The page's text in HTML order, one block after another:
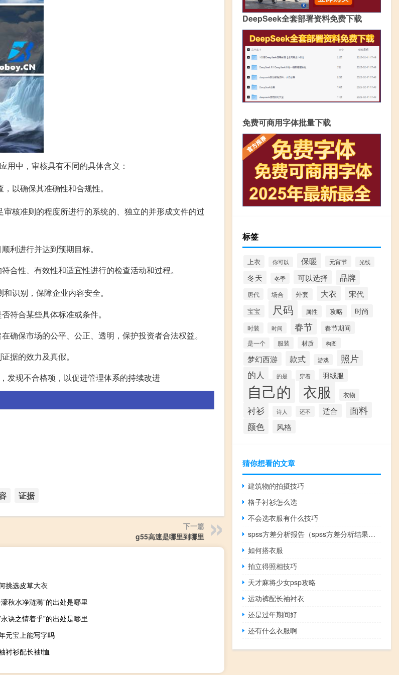
用中，审核具有不同的具体含义：
以确保其准确性和合规性。
核准则的程度所进行的系统的、独立的并形成文件的过
利进行并达到预期目标。
合性、有效性和适宜性进行的检查活动和过程。
识别，保障企业内容安全。
符合某些具体标准或条件。
确保市场的公平、公正、透明，保护投资者合法权益。
据的效力及真假。
发现不合格项，以促进管理体系的持续改进
证据
下一篇
g55高速是哪里到哪里
挑选皮草大衣
濠秋水净涟漪”的出处是哪里
永诀之情着乎”的出处是哪里
元宝上能写字吗
衬衫配长袖t恤
DeepSeek全套部署资料免费下载
免费可商用字体批量下载
标签
上衣 你可以 保暖 元宵节 光线
冬天 冬季 可以选择 品牌
唐代 场合 外套 大衣 宋代
宝宝 尺码 属性 攻略 时尚
时装 时间 春节 春节期间
是一个 服装 材质 构图
梦幻西游 款式 游戏 照片
的人 的是 穿着 羽绒服
自己的 衣服 衣物
衬衫 诗人 还不 适合 面料
颜色 风格
猜你想看的文章
建筑物的拍摄技巧
格子衬衫怎么选
不会选衣服有什么技巧
spss方差分析报告（spss方差分析结果解读）
如何搭衣服
拍立得照相技巧
天才麻将少女psp攻略
运动裤配长袖衬衣
还是过年期间好
还有什么衣服啊